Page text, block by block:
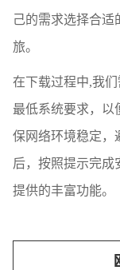
己的需求选择合适
旅。
在下载过程中,我
最低系统要求，以
保网络环境稳定，
后，按照提示完成
提供的丰富功能。